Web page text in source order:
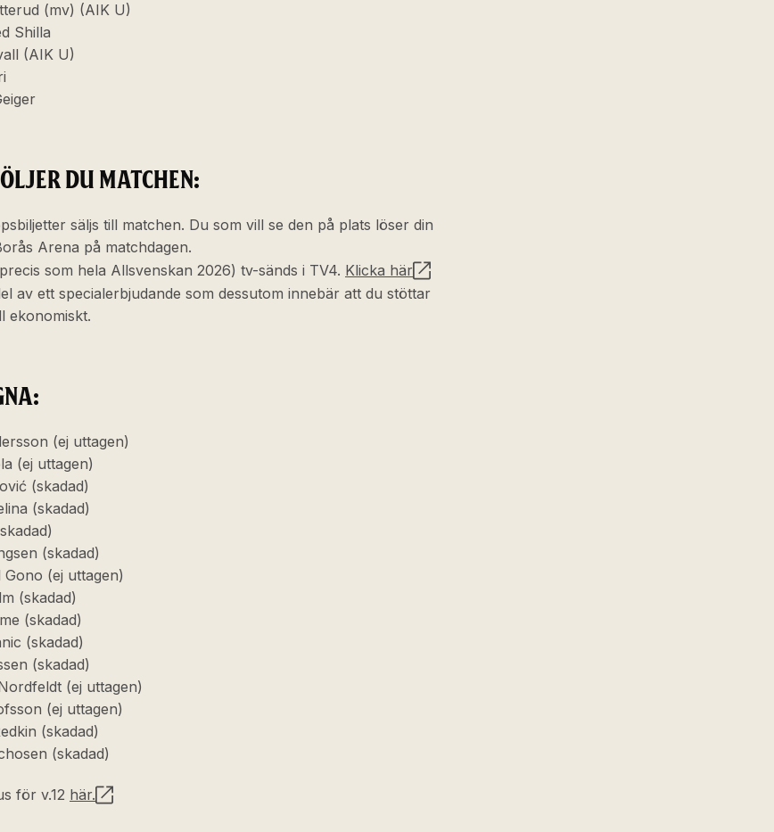
(mv) (AIK U)
Shilla
(AIK U)
DU MATCHEN:
säljs till matchen. Du som vill se den på plats löser din
Arena på matchdagen.
som hela Allsvenskan 2026) tv-sänds i TV4. Klicka här
av ett specialerbjudande som dessutom innebär att du stöttar
ekonomiskt.
(ej uttagen)
(ej uttagen)
(skadad)
(skadad)
(skadad)
Gono (ej uttagen)
(skadad)
(skadad)
(skadad)
(skadad)
(ej uttagen)
(ej uttagen)
(skadad)
(skadad)
för v.12 här.